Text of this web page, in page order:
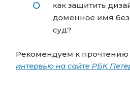
как защитить
доменное имя
суд?
Рекомендуем к прочтению
интервью на сайте РБК